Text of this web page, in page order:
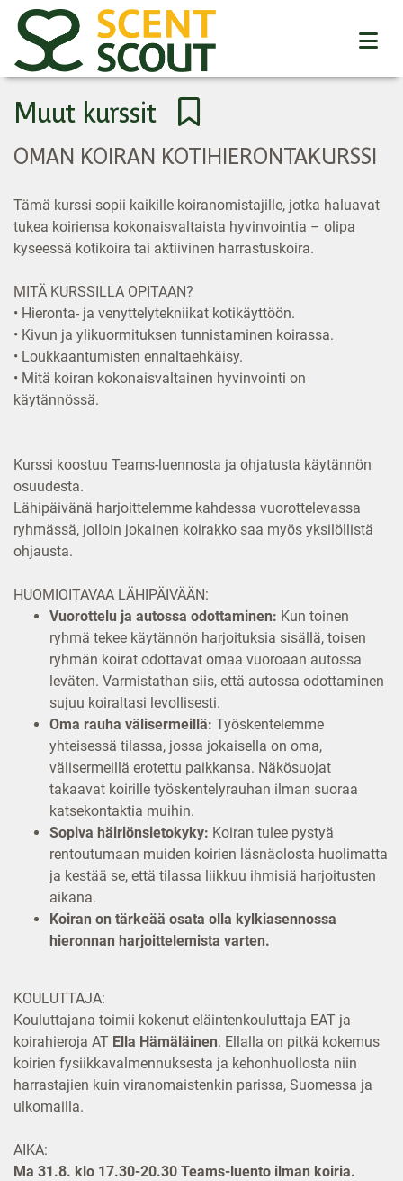
Muut kurssit
OMAN KOIRAN KOTIHIERONTAKURSSI
Tämä kurssi sopii kaikille koiranomistajille, jotka haluavat
tukea koiriensa kokonaisvaltaista hyvinvointia – olipa
kyseessä kotikoira tai aktiivinen harrastuskoira.
MITÄ KURSSILLA OPITAAN?
• Hieronta- ja venyttelytekniikat kotikäyttöön.
• Kivun ja ylikuormituksen tunnistaminen koirassa.
• Loukkaantumisten ennaltaehkäisy.
• Mitä koiran kokonaisvaltainen hyvinvointi on
käytännössä.
Kurssi koostuu Teams-luennosta ja ohjatusta käytännön
osuudesta.
Lähipäivänä harjoittelemme kahdessa vuorottelevassa
ryhmässä, jolloin jokainen koirakko saa myös yksilöllistä
ohjausta.
HUOMIOITAVAA LÄHIPÄIVÄÄN:
Vuorottelu ja autossa odottaminen: Kun toinen
ryhmä tekee käytännön harjoituksia sisällä, toisen
ryhmän koirat odottavat omaa vuoroaan autossa
leväten. Varmistathan siis, että autossa odottaminen
sujuu koiraltasi levollisesti.
Oma rauha välisermeillä: Työskentelemme
yhteisessä tilassa, jossa jokaisella on oma,
välisermeillä erotettu paikkansa. Näkösuojat
takaavat koirille työskentelyrauhan ilman suoraa
katsekontaktia muihin.
Sopiva häiriönsietokyky: Koiran tulee pystyä
rentoutumaan muiden koirien läsnäolosta huolimatta
ja kestää se, että tilassa liikkuu ihmisiä harjoitusten
aikana.
Koiran on tärkeää osata olla kylkiasennossa
hieronnan harjoittelemista varten.
KOULUTTAJA:
Kouluttajana toimii kokenut eläintenkouluttaja EAT ja
koirahieroja AT Ella Hämäläinen. Ellalla on pitkä kokemus
koirien fysiikkavalmennuksesta ja kehonhuollosta niin
harrastajien kuin viranomaistenkin parissa, Suomessa ja
ulkomailla.
AIKA:
Ma 31.8. klo 17.30-20.30 Teams-luento ilman koiria.